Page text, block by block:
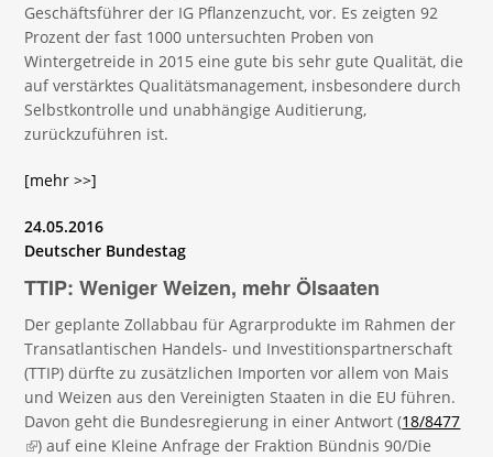
Geschäftsführer der IG Pflanzenzucht, vor. Es zeigten 92
Prozent der fast 1000 untersuchten Proben von
Wintergetreide in 2015 eine gute bis sehr gute Qualität, die
auf verstärktes Qualitätsmanagement, insbesondere durch
Selbstkontrolle und unabhängige Auditierung,
zurückzuführen ist.
[mehr >>]
24.05.2016
Deutscher Bundestag
TTIP: Weniger Weizen, mehr Ölsaaten
Der geplante Zollabbau für Agrarprodukte im Rahmen der
Transatlantischen Handels- und Investitionspartnerschaft
(TTIP) dürfte zu zusätzlichen Importen vor allem von Mais
und Weizen aus den Vereinigten Staaten in die EU führen.
Davon geht die Bundesregierung in einer Antwort (18/8477
(link is external)
) auf eine Kleine Anfrage der Fraktion Bündnis 90/Die